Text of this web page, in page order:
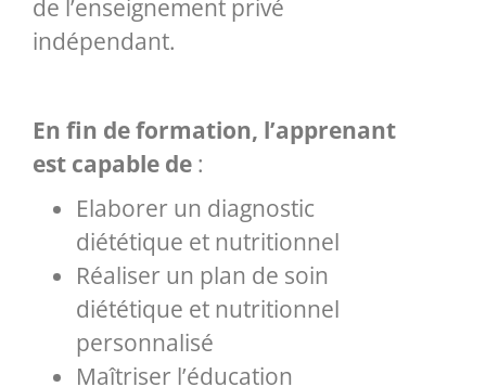
de l’enseignement privé
indépendant.
En fin de formation, l’apprenant
est capable de :
Elaborer un diagnostic
diététique et nutritionnel
Réaliser un plan de soin
diététique et nutritionnel
personnalisé
Maîtriser l’éducation